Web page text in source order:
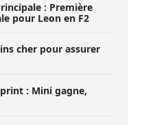
: Première
pour Leon en F2
cher pour assurer
: Mini gagne,